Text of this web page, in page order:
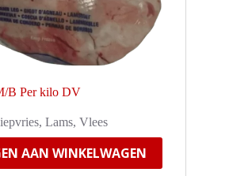
B Per kilo DV
, Lams, Vlees
AAN WINKELWAGEN